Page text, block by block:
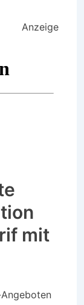
Anzeige
mit